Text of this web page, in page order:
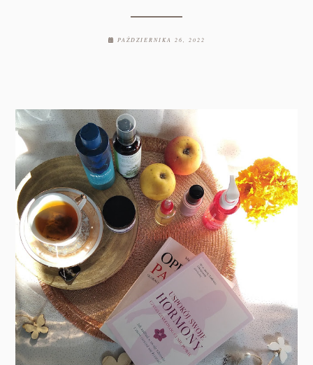
PAŹDZIERNIKA 26, 2022